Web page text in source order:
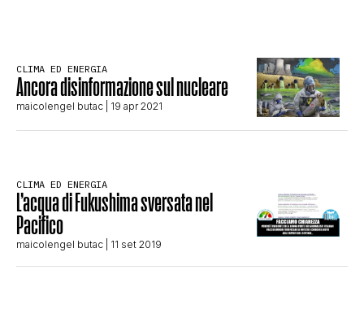
SCIENZA E TECNOLOGIA
STORIA E CITAZIONI
CLIMA ED ENERGIA
Ancora disinformazione sul nucleare
maicolengel butac | 19 apr 2021
CLIMA ED ENERGIA
L’acqua di Fukushima sversata nel
Pacifico
maicolengel butac | 11 set 2019